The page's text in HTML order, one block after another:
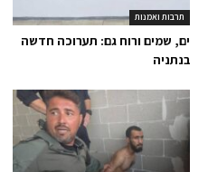
תרבות ואמנות
ים, שמים ורוח גם: תערוכה חדשה
בנתניה